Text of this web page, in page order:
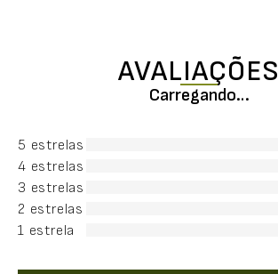
AVALIAÇÕES
Carregando…
5 estrelas
4 estrelas
3 estrelas
2 estrelas
1 estrela